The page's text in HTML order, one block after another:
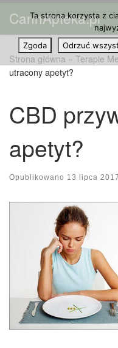
Przejdź do treści
CannApteka.pl
Strona główna » Terapie
utracony apetyt?
CBD
apetyt?
Opublikowano 13 lipca 2017
Ta strona korzysta z
Zgoda
Odrzuć